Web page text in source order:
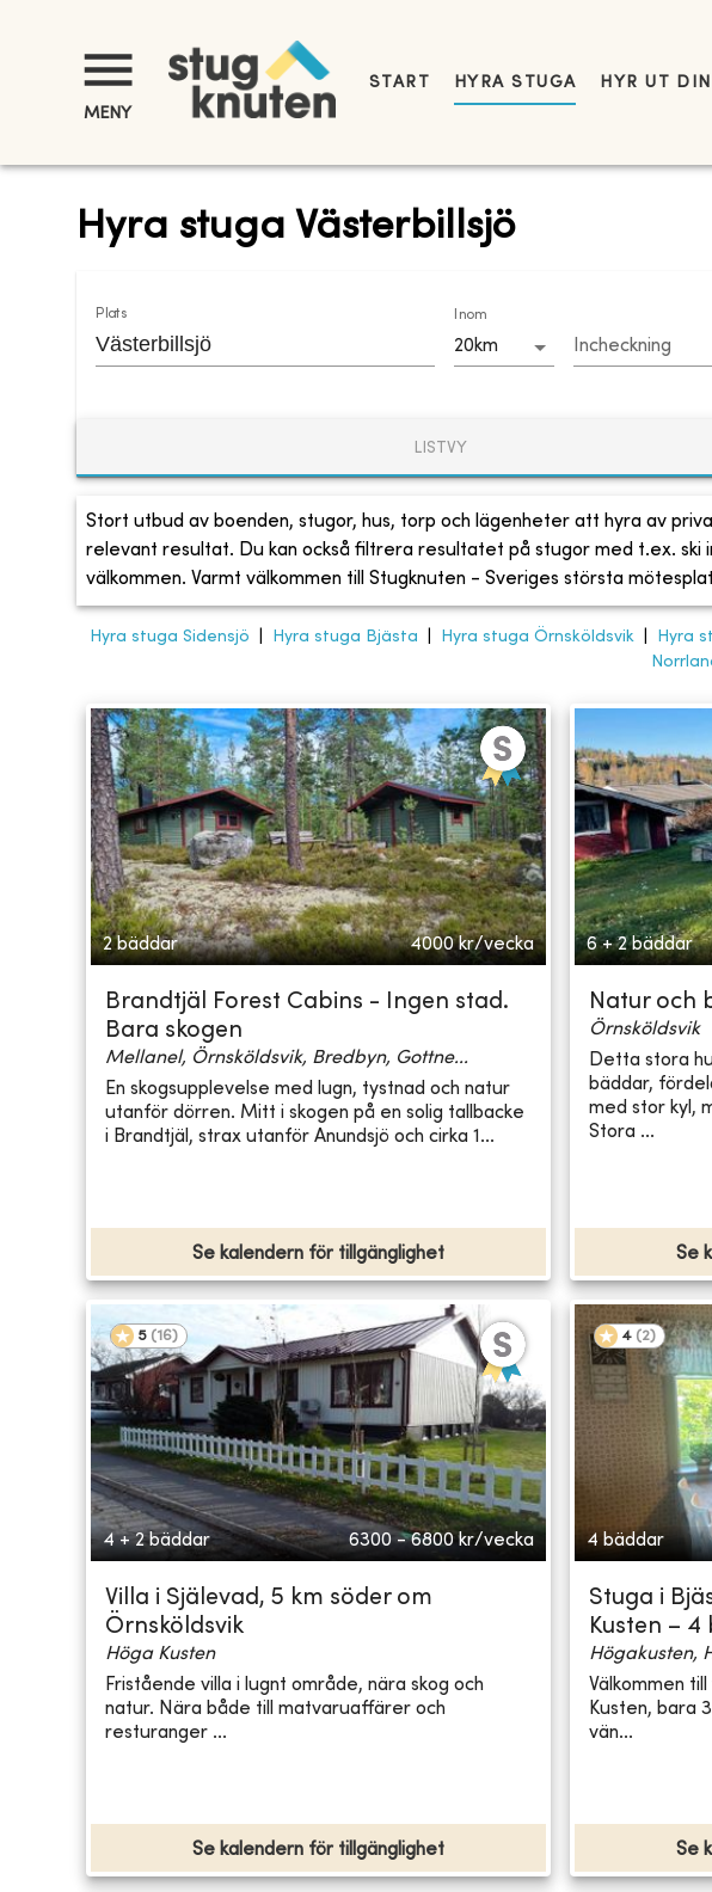
MENY
START HYRA STUGA HYR UT
Hyra stuga Västerbillsjö
Plats Inom
20km Incheckning
LISTVY
Stort utbud av boenden, stugor, hus, torp och lägenheter att hyra av
relevant resultat. Du kan också filtrera resultatet på stugor med t.ex. ski
välkommen. Varmt välkommen till Stugknuten - Sveriges största
Hyra stuga Sidensjö Hyra stuga Bjästa Hyra stuga Örnsköldsvik| Hyra
2 bäddar 4000 kr/vecka
Brandtjäl Forest Cabins - Ingen stad.
Bara skogen
Mellanel, Örnsköldsvik, Bredbyn, Gottne...
En skogsupplevelse med lugn, tystnad och natur
utanför dörren. Mitt i skogen på en solig tallbacke
i Brandtjäl, strax utanför Anundsjö och cirka 1...
Se kalendern för tillgänglighet
6 + 2 bäddar
Natur och
Örnsköldsvik
Detta stora
bäddar,
med stor kyl,
Stora ...
Se
5 (16)
4 + 2 bäddar 6300 - 6800 kr/vecka
Villa i Själevad, 5 km söder om
Örnsköldsvik
Höga Kusten
Fristående villa i lugnt område, nära skog och
natur. Nära både till matvaruaffärer och
resturanger ...
Se kalendern för tillgänglighet
4 (2)
4 bäddar
Stuga i
Kusten –
Högakusten,
Välkommen
Kusten, bara
vän...
Se